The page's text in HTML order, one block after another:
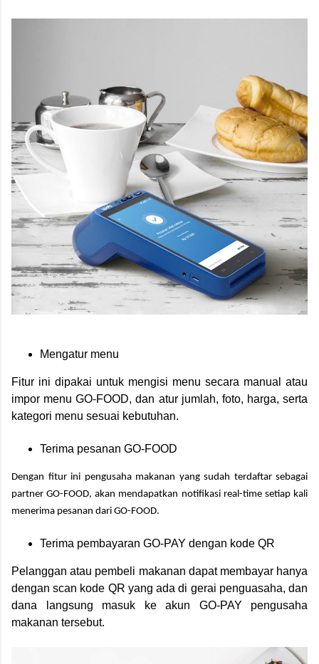
Mengatur menu
Fitur ini dipakai untuk mengisi menu secara manual atau
impor menuGO-FOOD, dan atur jumlah, foto, harga, serta
kategori menu sesuai kebutuhan.
Terima pesanan GO-FOOD
Dengan fitur ini pengusaha makanan yang sudah terdaftar sebagai
partner GO-FOOD, akan mendapatkan notifikasi real-time setiap kali
menerima pesanan dari GO-FOOD.
Terima pembayaran GO-PAY dengan kode QR
Pelanggan atau pembeli makanan dapat membayar hanya
dengan scan kode QR yang ada di gerai penguasaha, dan
dana langsung masuk ke akun GO-PAY pengusaha
makanan tersebut.